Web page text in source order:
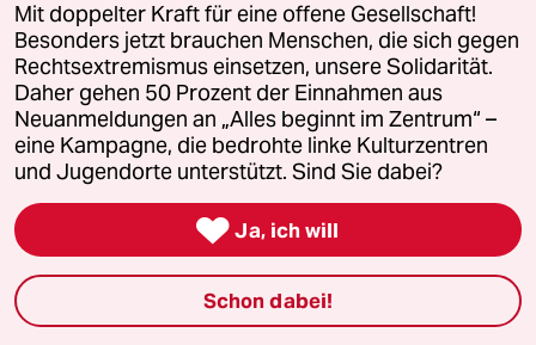
Und dazu pflegt sie einen
Wohlstandschauvinismus, der vom Wähler
wohlverstanden und auch goutiert wird. Und
dieser braucht nur durch ein paar Zutaten
radikalisiert werden, und schon ist man bei
dem Rassismus, der das Mördertrio aus
Zwickau und sein Umfeld antrieb und antreibt.
Traurig, aber wahr!
G gerd
Mit doppelter Kraft für eine offene Gesellschaft!
Besonders jetzt brauchen Menschen, die sich gegen
Rechtsextremismus einsetzen, unsere Solidarität.
Daher gehen 50 Prozent der Einnahmen aus
Neuanmeldungen an „Alles beginnt im Zentrum“ –
eine Kampagne, die bedrohte linke Kulturzentren
und Jugendorte unterstützt. Sind Sie dabei?
 Ja, ich will
Schon dabei!